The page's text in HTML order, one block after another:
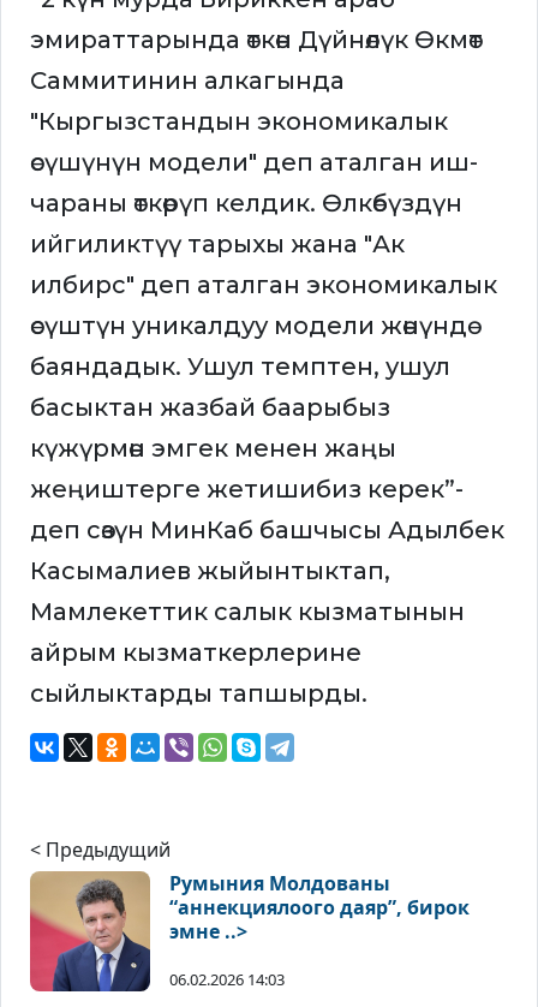
эмираттарында өткөн Дүйнөлүк Өкмөт
Саммитинин алкагында
"Кыргызстандын экономикалык
өсүшүнүн модели" деп аталган иш-
чараны өткөрүп келдик. Өлкөбүздүн
ийгиликтүү тарыхы жана "Ак
илбирс" деп аталган экономикалык
өсүштүн уникалдуу модели жөнүндө
баяндадык. Ушул темптен, ушул
басыктан жазбай баарыбыз
күжүрмөн эмгек менен жаңы
жеңиштерге жетишибиз керек”-
деп сөзүн МинКаб башчысы Адылбек
Касымалиев жыйынтыктап,
Мамлекеттик салык кызматынын
айрым кызматкерлерине
сыйлыктарды тапшырды.
< Предыдущий
Румыния Молдованы
“аннекциялоого даяр”, бирок
эмне ..>
06.02.2026 14:03